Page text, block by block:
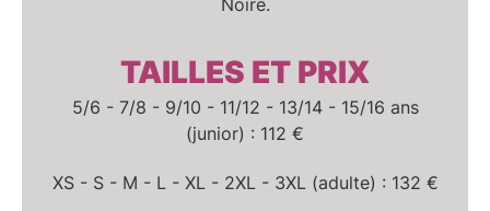
TAILLES ET PRIX
5/6 - 7/8 - 9/10 - 11/12 - 13/14 - 15/16 ans
(junior) : 112 €
XS - S - M - L - XL - 2XL - 3XL (adulte) : 132 €